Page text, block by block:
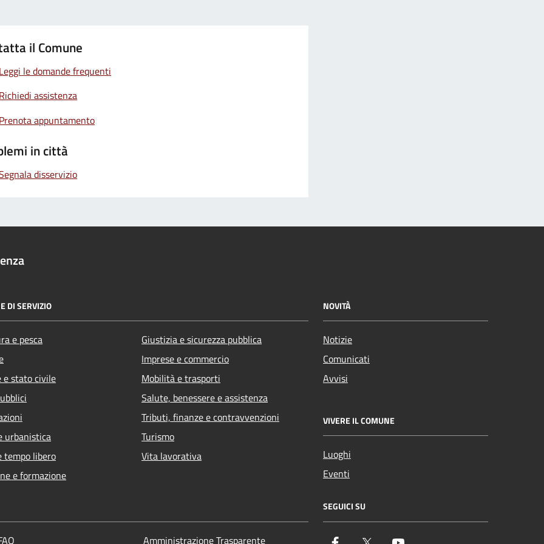
il Comune
le domande frequenti
assistenza
appuntamento
in città
disservizio
DI SERVIZIO
e pesca
e stato civile
urbanistica
tempo libero
e formazione
Giustizia e sicurezza pubblica
Imprese e commercio
Mobilità e trasporti
Salute, benessere e assistenza
Tributi, finanze e contravvenzioni
Turismo
Vita lavorativa
NOVITÀ
Notizie
Comunicati
Avvisi
VIVERE IL COMUNE
Luoghi
Eventi
Amministrazione Trasparente
SEGUICI SU